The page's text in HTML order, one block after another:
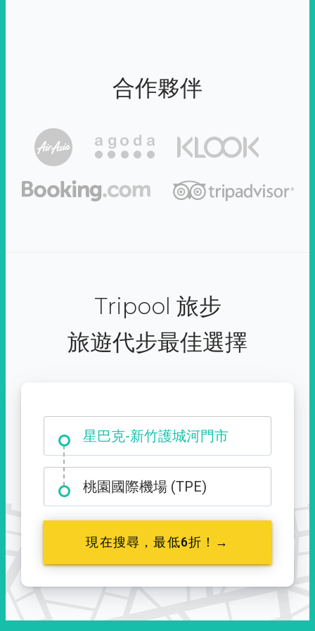
合作夥伴
Tripool 旅步
旅遊代步最佳選擇
大霸尖山登山口
桃園國際機場 (TPE)
現在搜尋，最低6折！→